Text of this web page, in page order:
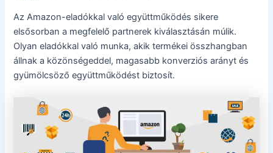
Az Amazon-eladókkal való együttműködés sikere
elsősorban a megfelelő partnerek kiválasztásán múlik.
Olyan eladókkal való munka, akik termékei összhangban
állnak a közönségeddel, magasabb konverziós arányt és
gyümölcsöző együttműködést biztosít.